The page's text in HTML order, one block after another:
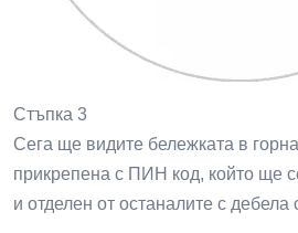
Стъпка 3
Сега ще видите бележката в
прикрепена с ПИН код, който ще
и отделен от останалите с дебела